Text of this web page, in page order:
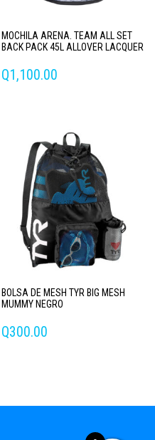
MOCHILA ARENA. TEAM ALL SET
BACK PACK 45L ALLOVER LACQUER
Q1,100.00
BOLSA DE MESH TYR BIG MESH
MUMMY NEGRO
Q300.00